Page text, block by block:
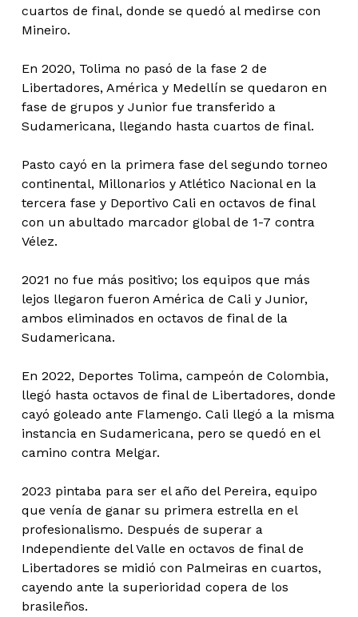
cuartos de final, donde se quedó al medirse con
Mineiro.
En 2020, Tolima no pasó de la fase 2 de
Libertadores, América y Medellín se quedaron en
fase de grupos y Junior fue transferido a
Sudamericana, llegando hasta cuartos de final.
Pasto cayó en la primera fase del segundo torneo
continental, Millonarios y Atlético Nacional en la
tercera fase y Deportivo Cali en octavos de final
con un abultado marcador global de 1-7 contra
Vélez.
2021 no fue más positivo; los equipos que más
lejos llegaron fueron América de Cali y Junior,
ambos eliminados en octavos de final de la
Sudamericana.
En 2022, Deportes Tolima, campeón de Colombia,
llegó hasta octavos de final de Libertadores, donde
cayó goleado ante Flamengo. Cali llegó a la misma
instancia en Sudamericana, pero se quedó en el
camino contra Melgar.
2023 pintaba para ser el año del Pereira, equipo
que venía de ganar su primera estrella en el
profesionalismo. Después de superar a
Independiente del Valle en octavos de final de
Libertadores se midió con Palmeiras en cuartos,
cayendo ante la superioridad copera de los
brasileños.